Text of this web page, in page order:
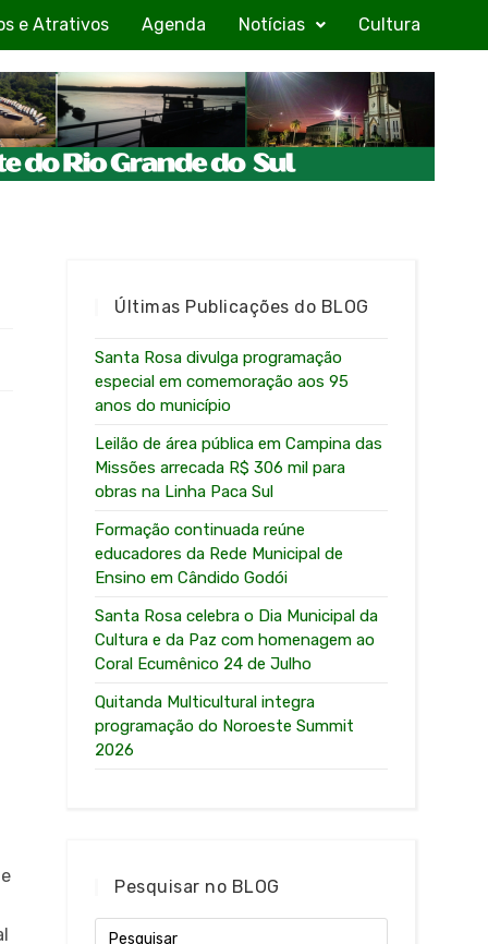
e Atrativos Agenda Notícias Cultura
Últimas Publicações do BLOG
Santa Rosa divulga programação
especial em comemoração aos 95
anos do município
Leilão de área pública em Campina das
Missões arrecada R$ 306 mil para
obras na Linha Paca Sul
Formação continuada reúne
educadores da Rede Municipal de
Ensino em Cândido Godói
Santa Rosa celebra o Dia Municipal da
Cultura e da Paz com homenagem ao
Coral Ecumênico 24 de Julho
Quitanda Multicultural integra
programação do Noroeste Summit
2026
Pesquisar no BLOG